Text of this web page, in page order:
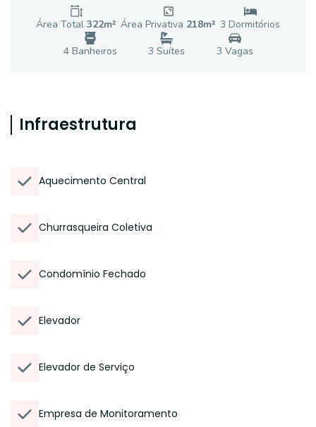
Área Total 322m² Área Privativa 218m² 3 Dormitórios
4Banheiros 3 Suítes 3 Vagas
Infraestrutura
Aquecimento Central
Churrasqueira Coletiva
Condomínio Fechado
Elevador
Elevador de Serviço
Empresa de Monitoramento